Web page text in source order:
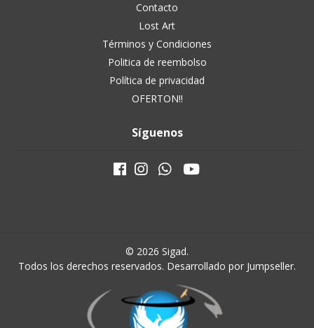
Contacto
Lost Art
Términos y Condiciones
Politica de reembolso
Política de privacidad
OFERTON!!
Síguenos
© 2026 Sigad.
Todos los derechos reservados. Desarrollado por Jumpseller.